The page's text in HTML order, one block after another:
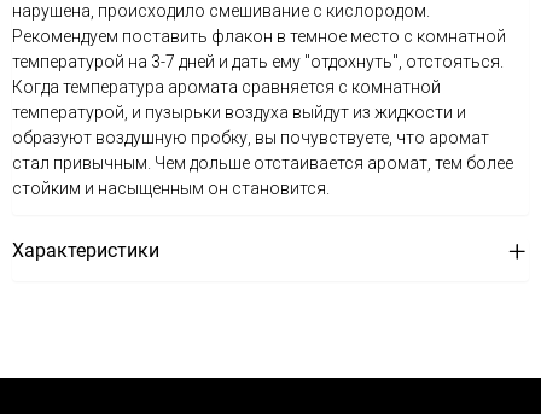
нарушена, происходило смешивание с кислородом.
Рекомендуем поставить флакон в темное место с комнатной
температурой на 3-7 дней и дать ему "отдохнуть", отстояться.
Когда температура аромата сравняется с комнатной
температурой, и пузырьки воздуха выйдут из жидкости и
образуют воздушную пробку, вы почувствуете, что аромат
стал привычным. Чем дольше отстаивается аромат, тем более
стойким и насыщенным он становится.
Характеристики